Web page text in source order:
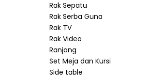
Rak Sepatu
Rak Serba Guna
Rak TV
Rak Video
Ranjang
Set Meja dan Kursi
Side table